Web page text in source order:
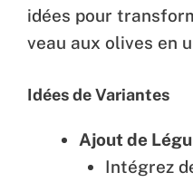
idées pour
veau aux olives en
Idées de Variantes
Ajout de
Intégrez